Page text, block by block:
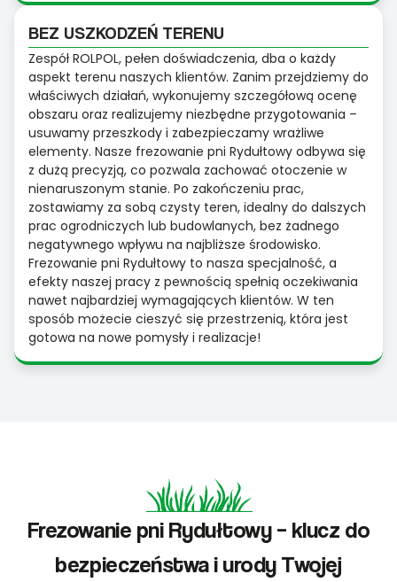
BEZ USZKODZEŃ TERENU
Zespół ROLPOL, pełen doświadczenia, dba o każdy
aspekt terenu naszych klientów. Zanim przejdziemy do
właściwych działań, wykonujemy szczegółową ocenę
obszaru oraz realizujemy niezbędne przygotowania –
usuwamy przeszkody i zabezpieczamy wrażliwe
elementy. Nasze frezowanie pni Rydułtowy odbywa się
z dużą precyzją, co pozwala zachować otoczenie w
nienaruszonym stanie. Po zakończeniu prac,
zostawiamy za sobą czysty teren, idealny do dalszych
prac ogrodniczych lub budowlanych, bez żadnego
negatywnego wpływu na najbliższe środowisko.
Frezowanie pni Rydułtowy to nasza specjalność, a
efekty naszej pracy z pewnością spełnią oczekiwania
nawet najbardziej wymagających klientów. W ten
sposób możecie cieszyć się przestrzenią, która jest
gotowa na nowe pomysły i realizacje!
Frezowanie pni Rydułtowy – klucz do
bezpieczeństwa i urody Twojej